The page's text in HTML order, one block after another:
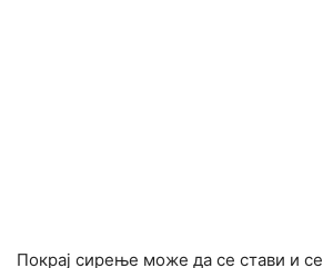
Покрај сирење може да се стави и